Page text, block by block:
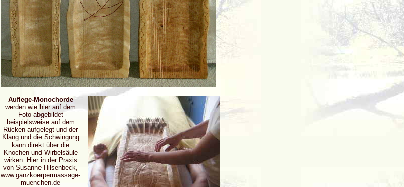
Auflege-Monochorde
werden wie hier auf dem
Foto abgebildet
beispielsweise auf dem
Rücken aufgelegt und der
Klang und die Schwingung
kann direkt über die
Knochen und Wirbelsäule
wirken. Hier in der Praxis
von Susanne Hilsenbeck,
www.ganzkoerpermassage-
muenchen.de